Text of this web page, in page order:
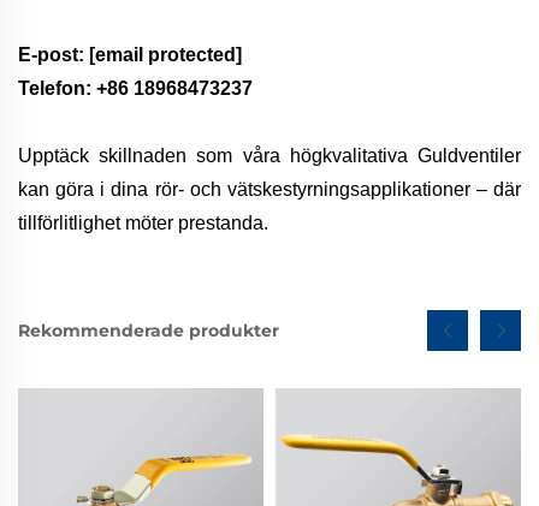
E-post: [email protected]
Telefon: +86 18968473237
Upptäck skillnaden som våra högkvalitativa Guldventiler
kan göra i dina rör- och vätskestyrningsapplikationer – där
tillförlitlighet möter prestanda.
Rekommenderade produkter